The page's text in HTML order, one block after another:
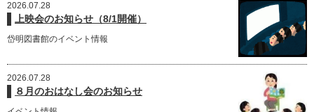
2026.07.28
上映会のお知らせ（8/1開催）
岱明図書館のイベント情報
2026.07.28
８月のおはなし会のお知らせ